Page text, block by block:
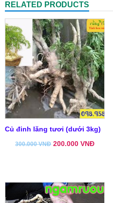
RELATED PRODUCTS
Củ đinh lăng tươi (dưới 3kg)
300.000VNĐ 200.000VNĐ